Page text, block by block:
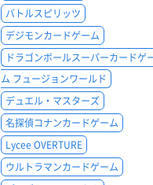
バトルスピリッツ
デジモンカードゲーム
ドラゴンボールスーパーカードゲ
ム フュージョンワールド
デュエル・マスターズ
名探偵コナンカードゲーム
Lycee OVERTURE
ウルトラマンカードゲーム